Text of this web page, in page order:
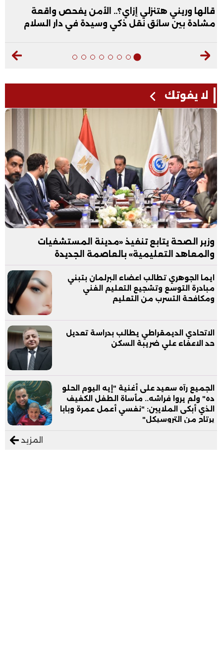
هتنزلي إزاي؟.. الأمن يفحص واقعة
سائق نقل ذكي وسيدة في دار السلام
عبد الله
فيديو
لا يفوتك
وزير الصحة يتابع تنفيذ «مدينة المستشفيات
والمعاهد التعليمية» بالعاصمة الجديدة
ايما الجوهري تطالب اعضاء البرلمان بتبني
مبادرة التوسع وتشجيع التعليم الفني
ومكافحة التسرب من التعليم
الاتحادي الديمقراطي يطالب بدراسة تعديل
حد الاعفاء علي ضريبة السكن
الجميع رآه سعيد على أغنية "إيه اليوم الحلو
ده" ولم يروا فراشه.. مأساة الطفل الكفيف
الذي أبكى الملايين: "نفسي أعمل عمرة وبابا
يرتاح من التروسيكل"
المزيد